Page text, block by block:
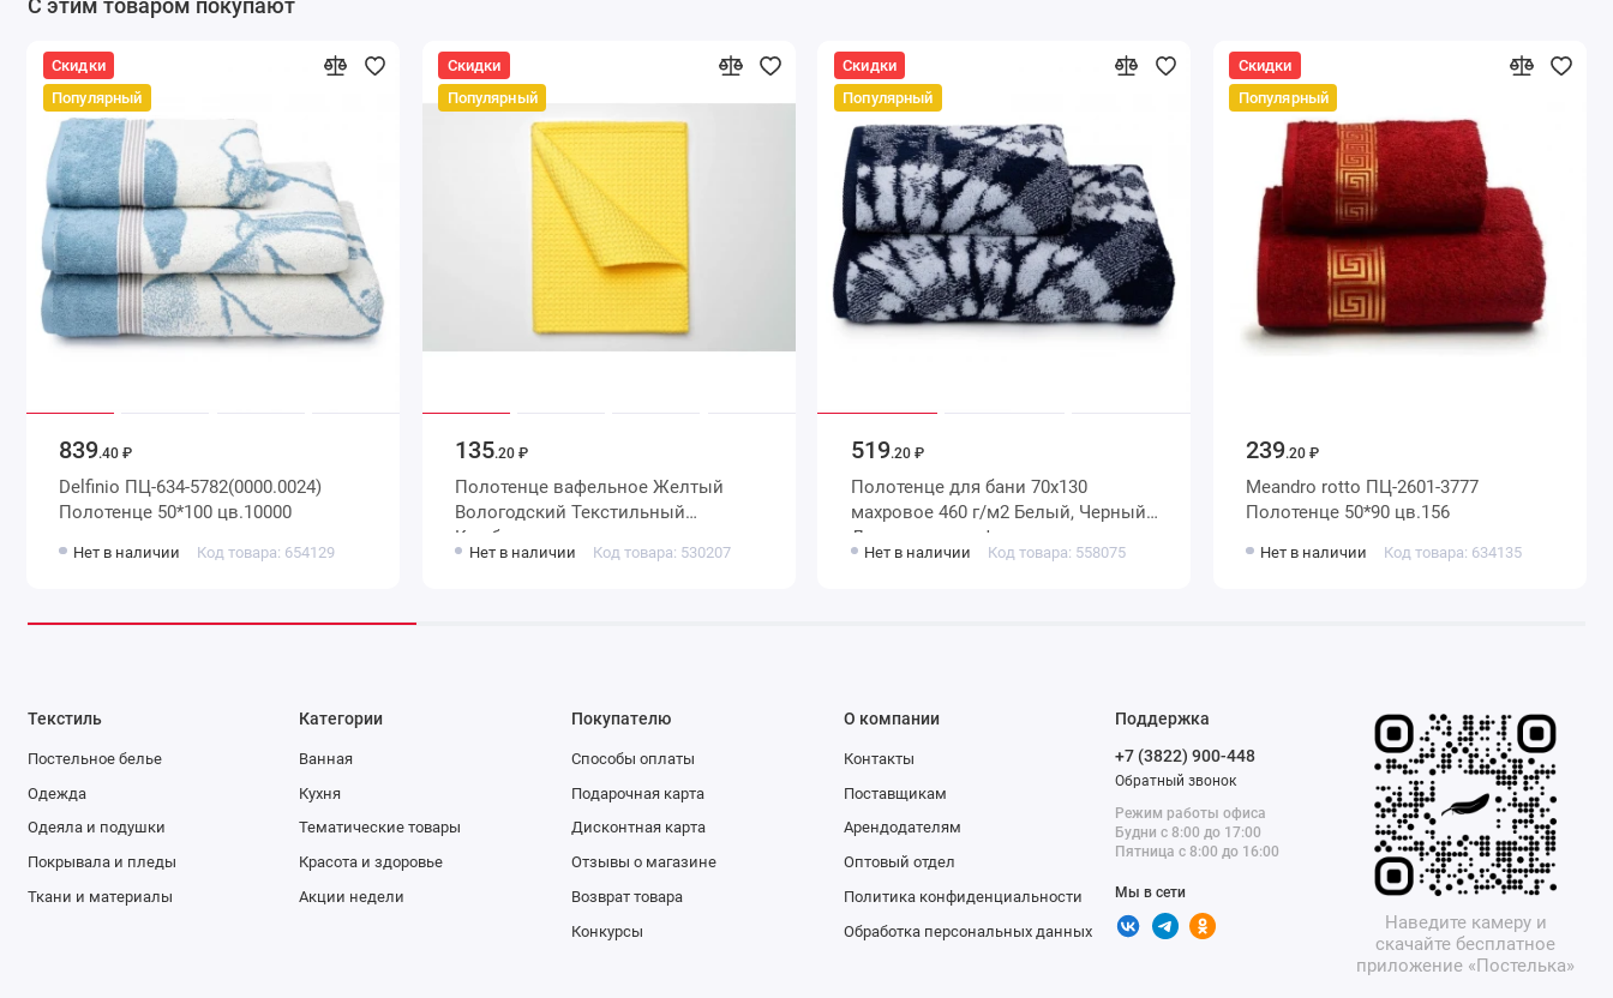
С этим товаром покупают
Скидки
Популярный
839.40 ₽
Delfinio ПЦ-634-5782(0000.0024)
Полотенце 50*100 цв.10000
Нет в наличии Код товара: 654129
Скидки
Популярный
135.20 ₽
Полотенце вафельное Желтый
Вологодский Текстильный
Комбинат
Нет в наличии Код товара: 530207
Скидки
Популярный
519.20 ₽
Полотенце для бани 70х130
махровое 460 г/м2 Белый, Черный
Донецкая мануфактура
Нет в наличии Код товара: 558075
Скидки
Популярный
239.20 ₽
Meandro rotto ПЦ-2601-3777
Полотенце 50*90 цв.156
Нет в наличии Код товара: 634135
Текстиль
Постельное белье
Одежда
Одеяла и подушки
Покрывала и пледы
Ткани и материалы
Категории
Ванная
Кухня
Тематические товары
Красота и здоровье
Акции недели
Покупателю
Способы оплаты
Подарочная карта
Дисконтная карта
Отзывы о магазине
Возврат товара
Конкурсы
О компании
Контакты
Поставщикам
Арендодателям
Оптовый отдел
Политика конфиденциальности
Обработка персональных данных
Поддержка
+7 (3822) 900-448
Обратный звонок
Режим работы офиса
Будни с 8:00 до 17:00
Пятница с 8:00 до 16:00
Мы в сети
Наведите камеру и
скачайте бесплатное
приложение «Постелька»